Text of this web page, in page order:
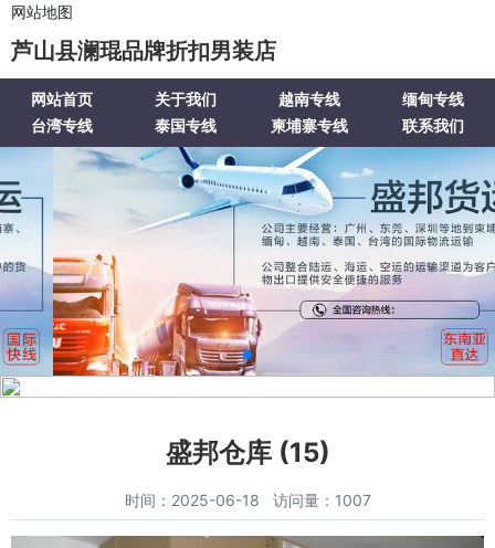
网站地图
芦山县澜琨品牌折扣男装店
网站首页 关于我们 越南专线
缅甸专线
台湾专线
泰国专线 柬埔寨专线 联系我们
盛邦仓库 (15)
时间：2025-06-18 访问量：1007